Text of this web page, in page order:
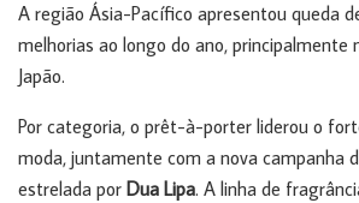
A região Ásia-Pacífico apresentou queda
melhorias ao longo do ano, principalmente
Japão.
Por categoria, o prêt-à-porter liderou o
moda, juntamente com a nova campanha
estrelada por Dua Lipa. A linha de